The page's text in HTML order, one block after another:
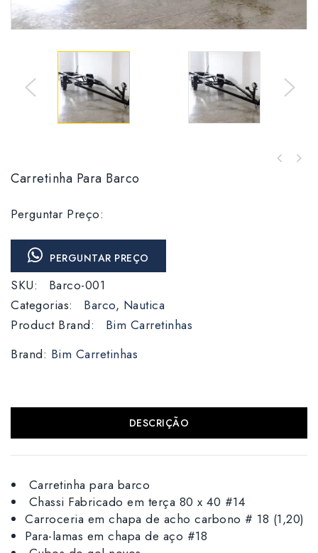
Carretinha Para Barco
Perguntar Preço:
PERGUNTAR PREÇO
SKU:
Barco-001
Categorias:
Barco, Nautica
Product Brand:
Bim Carretinhas
Brand: Bim Carretinhas
DESCRIÇÃO
Carretinha para barco
Chassi Fabricado em terça 80 x 40 #14
Carroceria em chapa de acho carbono # 18 (1,20)
Para-lamas em chapa de aço #18